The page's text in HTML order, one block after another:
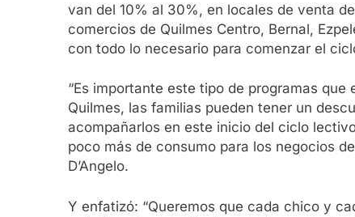
van del 10% al 30%, en locales de venta
comercios de Quilmes Centro, Bernal,
con todo lo necesario para comenzar el
“Es importante este tipo de programas
Quilmes, las familias pueden tener un
acompañarlos en este inicio del ciclo
poco más de consumo para los negocios
D’Angelo.
Y enfatizó: “Queremos que cada chico y